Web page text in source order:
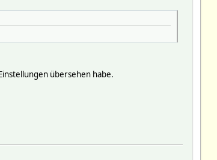
übersehen habe.